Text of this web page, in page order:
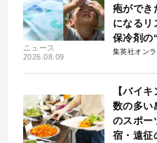
ニュース
2026.08.09
疱がで
になるリ
保冷剤の
集英社オン
【バイ
数の多い
のスポ
宿・遠征